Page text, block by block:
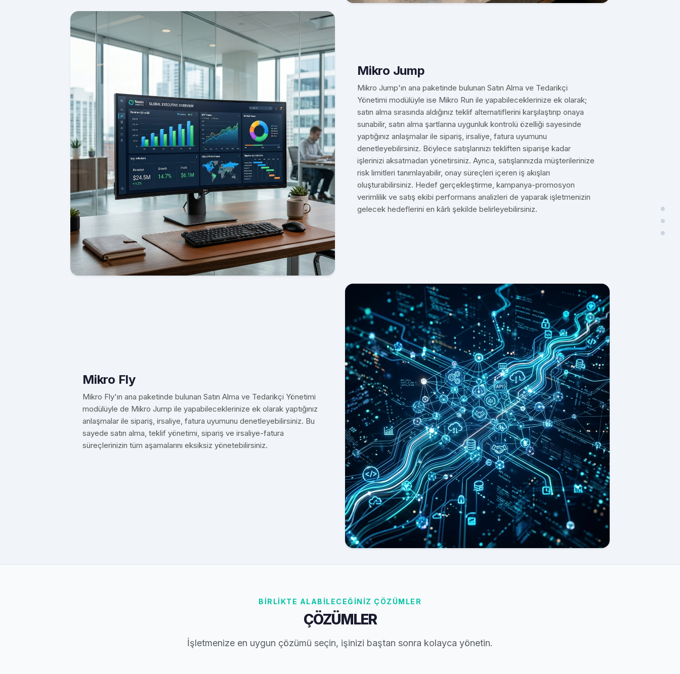
Mikro Jump
Mikro Jump'ın ana paketinde bulunan Satın Alma ve Tedarikçi
Yönetimi modülüyle ise Mikro Run ile yapabileceklerinize ek olarak;
satın alma sırasında aldığınız teklif alternatiflerini karşılaştırıp onaya
sunabilir, satın alma şartlarına uygunluk kontrolü özelliği sayesinde
yaptığınız anlaşmalar ile sipariş, irsaliye, fatura uyumunu
denetleyebilirsiniz. Böylece satışlarınızı tekliften siparişe kadar
işlerinizi aksatmadan yönetirsiniz. Ayrıca, satışlarınızda müşterilerinize
risk limitleri tanımlayabilir, onay süreçleri içeren iş akışları
oluşturabilirsiniz. Hedef gerçekleştirme, kampanya-promosyon
verimlilik ve satış ekibi performans analizleri de yaparak işletmenizin
gelecek hedeflerini en kârlı şekilde belirleyebilirsiniz.
Mikro Fly
Mikro Fly'ın ana paketinde bulunan Satın Alma ve Tedarikçi Yönetimi
modülüyle de Mikro Jump ile yapabileceklerinize ek olarak yaptığınız
anlaşmalar ile sipariş, irsaliye, fatura uyumunu denetleyebilirsiniz. Bu
sayede satın alma, teklif yönetimi, sipariş ve irsaliye-fatura
süreçlerinizin tüm aşamalarını eksiksiz yönetebilirsiniz.
BİRLİKTE ALABİLECEĞİNİZ ÇÖZÜMLER
ÇÖZÜMLER
İşletmenize en uygun çözümü seçin, işinizi baştan sonra kolayca yönetin.